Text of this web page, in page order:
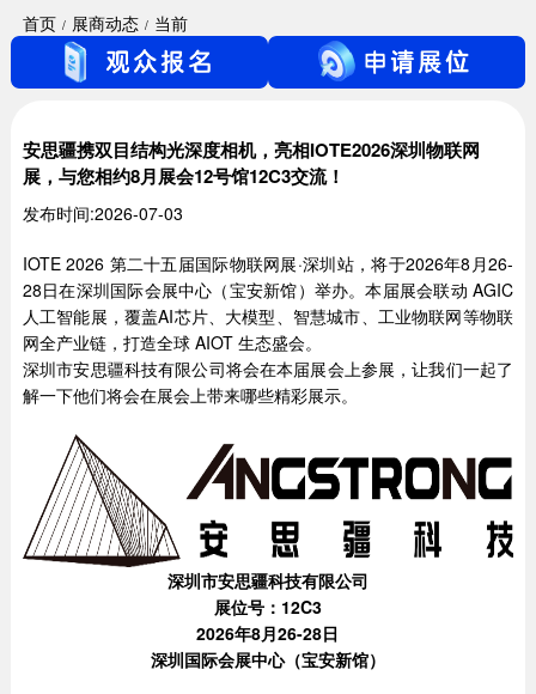
首页 展商动态 当前
安思疆携双目结构光深度相机，亮相IOTE2026深圳物联网
展，与您相约8月展会12号馆12C3交流！
发布时间:2026-07-03
IOTE 2026 第二十五届国际物联网展·深圳站，将于2026年8月26-
28日在深圳国际会展中心（宝安新馆）举办。本届展会联动 AGIC
人工智能展，覆盖AI芯片、大模型、智慧城市、工业物联网等物联
网全产业链，打造全球 AIOT 生态盛会。
深圳市安思疆科技有限公司将会在本届展会上参展，让我们一起了
解一下他们将会在展会上带来哪些精彩展示。
深圳市安思疆科技有限公司
展位号：12C3
2026年8月26-28日
深圳国际会展中心（宝安新馆）